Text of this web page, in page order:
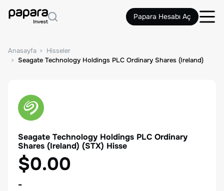
Papara Hesabı Aç
Anasayfa
Hisseler
Seagate Technology Holdings PLC Ordinary Shares (Ireland)
Seagate Technology Holdings PLC Ordinary
Shares (Ireland) (STX) Hisse
$0.00
-